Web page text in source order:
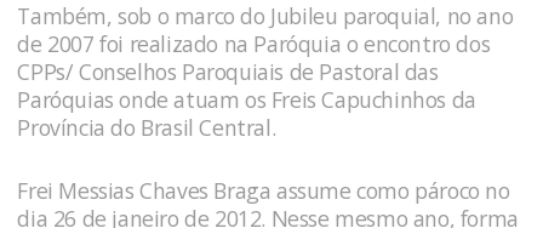
Também, sob o marco do Jubileu paroquial, no ano
de 2007 foi realizado na Paróquia o encontro dos
CPPs/ Conselhos Paroquiais de Pastoral das
Paróquias onde atuam os Freis Capuchinhos da
Província do Brasil Central.
Frei Messias Chaves Braga assume como pároco no
dia 26 de janeiro de 2012. Nesse mesmo ano, forma